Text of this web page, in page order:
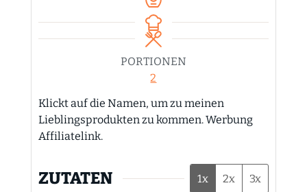
PORTIONEN
2
Klickt auf die Namen, um zu meinen
Lieblingsprodukten zu kommen. Werbung
Affiliatelink.
ZUTATEN 1x 2x 3x